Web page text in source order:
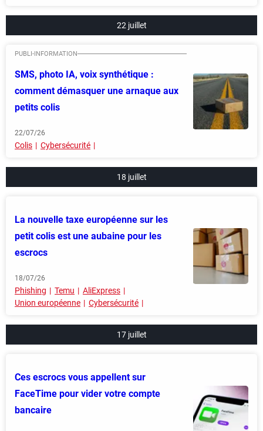
22 juillet
SMS, photo IA, voix synthétique :
comment démasquer une arnaque aux
petits colis
22/07/26
Colis Cybersécurité
18 juillet
La nouvelle taxe européenne sur les
petit colis est une aubaine pour les
escrocs
18/07/26
Phishing Temu
AliExpress
Union européenne
Cybersécurité
17 juillet
Ces escrocs vous appellent sur
FaceTime pour vider votre compte
bancaire